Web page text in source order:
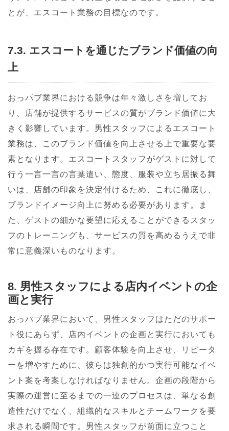
とが、エスコート業務の目標なのです。
7.3. エスコートを通じたブランド価値の向
上
おっパブ業界における競争は年々激しさを増してお
り、店舗が提供するサービスの質がブランド価値に大
きく影響しています。男性スタッフによるエスコート
業務は、このブランド価値を向上させる上で重要な要
素となります。エスコートスタッフがゲストに対して
行う一言一言の言葉遣い、態度、服装や立ち居振る舞
いは、店舗の印象を決定付けるため、これに徹底し、
ブランドイメージ向上に努める必要があります。ま
た、ゲストの細かな要望に応えることができるスタッ
フのトレーニングも、サービスの質を高めるうえで非
常に意義深いものなります。
8. 男性スタッフによる店内イベントの企
画と実行
おっパブ業界において、男性スタッフはただのサポー
ト役にあらず、店内イベントの企画と実行においても
カギを握る存在です。顧客体験を向上させ、リピータ
ーを増やすために、彼らは独創的かつ実行可能なイベ
ント案を考案しなければなりません。企画の段階から
実際の運営に至るまでの一連のプロセスは、単なる創
造性だけでなく、組織的なスキルとチームワークを要
求される瞬間です。男性スタッフが前面に立つこと